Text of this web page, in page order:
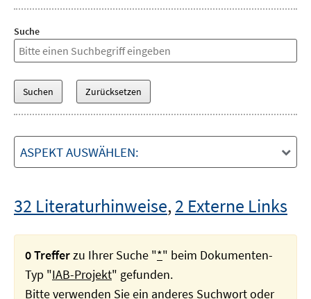
Suche
ASPEKT AUSWÄHLEN:
32 Literaturhinweise,2 Externe Links
0 Trefferzu Ihrer Suche "*" beim Dokumenten-
Typ "IAB-Projekt" gefunden.
Bitte verwenden Sie ein anderes Suchwort oder